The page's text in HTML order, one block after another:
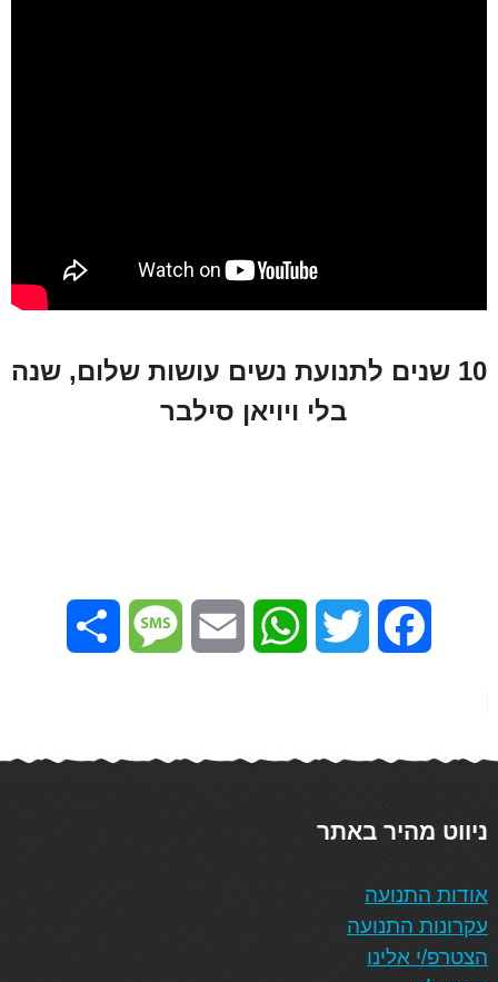
10 שנים לתנועת נשים עושות שלום, שנה
בלי ויויאן סילבר
Facebook
Twitter
WhatsApp
Email
Message
ניווט מהיר באתר
אודות התנועה
עקרונות התנועה
הצטרפ/י אלינו